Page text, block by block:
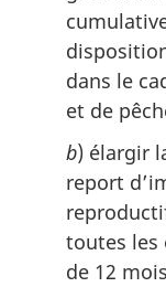
dans le
et de
b) élargir
report
toutes les
de 12